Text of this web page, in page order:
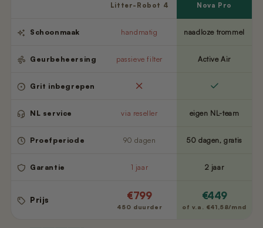
Litter-Robot 4 Nova Pro
Schoonmaak handmatig naadloze trommel
Geurbeheersing passieve filter Active Air
Grit inbegrepen
NL service via reseller eigen NL-team
Proefperiode 90 dagen 50 dagen, gratis
Garantie 1 jaar 2 jaar
Prijs €799
450 duurder
€449
of v.a. €41,58/mnd